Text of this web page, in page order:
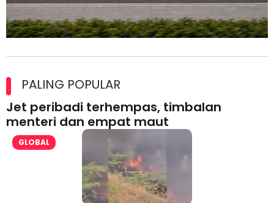
lesen separuh pertama 2026
PALING POPULAR
Jet peribadi terhempas, timbalan
menteri dan empat maut
GLOBAL